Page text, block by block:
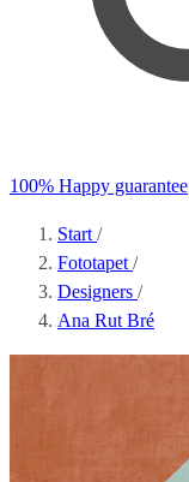
100% Happy guarantee
Start /
Fototapet /
Designers /
Ana Rut Bré